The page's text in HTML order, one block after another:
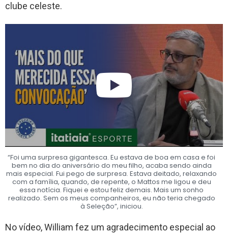
clube celeste.
“Foi uma surpresa gigantesca. Eu estava de boa em casa e foi
bem no dia do aniversário do meu filho, acaba sendo ainda
mais especial. Fui pego de surpresa. Estava deitado, relaxando
com a família, quando, de repente, o Mattos me ligou e deu
essa notícia. Fiquei e estou feliz demais. Mais um sonho
realizado. Sem os meus companheiros, eu não teria chegado
à Seleção”, iniciou.
No vídeo, William fez um agradecimento especial ao